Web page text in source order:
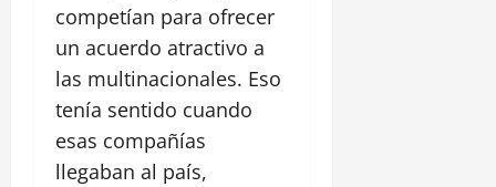
competían para ofrecer
un acuerdo atractivo a
las multinacionales. Eso
tenía sentido cuando
esas compañías
llegaban al país,